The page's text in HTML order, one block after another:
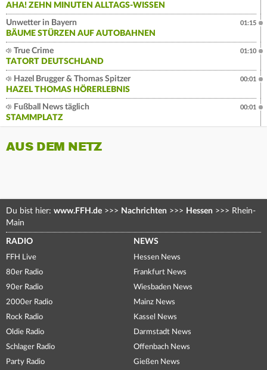
AHA! ZEHN MINUTEN ALLTAGS-WISSEN
Unwetter in Bayern
BÄUME STÜRZEN AUF AUTOBAHNEN
01:15
True Crime
TATORT DEUTSCHLAND
01:10
Hazel Brugger & Thomas Spitzer
HAZEL THOMAS HÖRERLEBNIS
00:01
Fußball News täglich
STAMMPLATZ
00:01
AUS DEM NETZ
Du bist hier: www.FFH.de >>> Nachrichten >>> Hessen >>> Rhein-
Main
RADIO
FFH Live
80er Radio
90er Radio
2000er Radio
Rock Radio
Oldie Radio
Schlager Radio
Party Radio
NEWS
Hessen News
Frankfurt News
Wiesbaden News
Mainz News
Kassel News
Darmstadt News
Offenbach News
Gießen News